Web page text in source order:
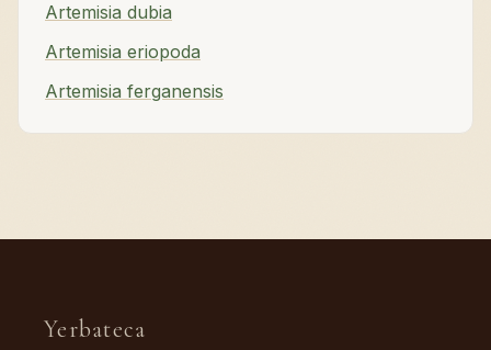
Artemisia dubia
Artemisia eriopoda
Artemisia ferganensis
Yerbateca